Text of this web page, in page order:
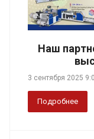
Наш
3 сентября 2025
Подробнее